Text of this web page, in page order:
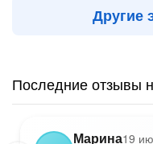
Другие
Последние отзывы
Марина19